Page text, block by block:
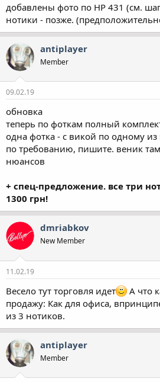
добавлены фото по HP 431 (см.
нотики - позже.
antiplayer
Member
09.02.19
обновка
теперь по фоткам полный
одна фотка - с викой по одному из
по требованию, пишите. веник
нюансов
+ спец-предложение. все три
1300 грн!
dmriabkov
New Member
11.02.19
Весело тут торговля идет
А что
продажу: Как для офиса,
из 3 нотиков.
antiplayer
Member